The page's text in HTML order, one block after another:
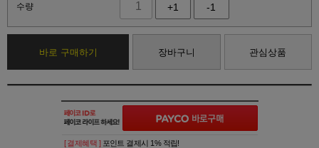
수량 +1 -1
바로 구매하기 장바구니 관심상품
[ 결제혜택 ] 포인트 결제시 1% 적립!